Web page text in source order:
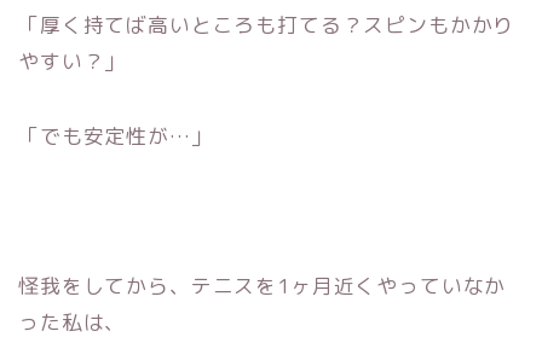
「厚く持てば高いところも打てる？スピンもかかり
やすい？」
「でも安定性が…」
怪我をしてから、テニスを1ヶ月近くやっていなか
った私は、